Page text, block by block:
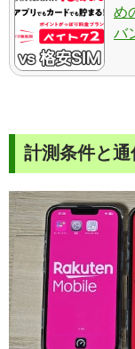
め
バ
計測条件と